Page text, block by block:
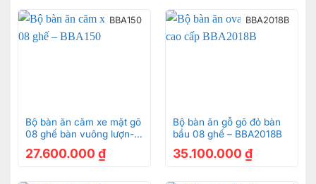
mang đến không gian ăn uống thoải mái
BBA150
Bộ bàn ăn căm xe mặt gõ
08 ghế bàn vuông lượn-
BBA150
27.600.000 ₫
BBA2018B
Bộ bàn ăn gỗ gõ đỏ bàn
bầu 08 ghế – BBA2018B
35.100.000 ₫